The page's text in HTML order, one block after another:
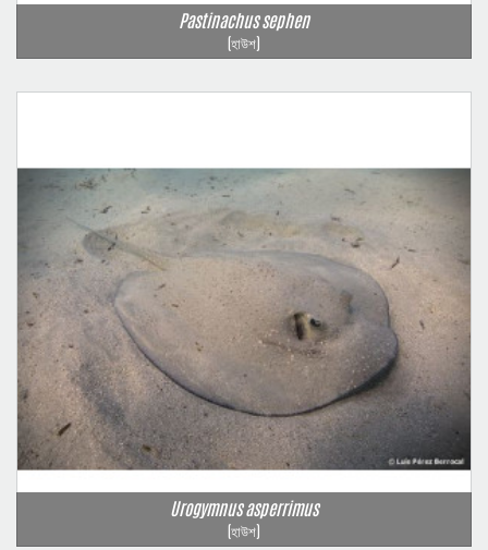
Pastinachus sephen
(হাউশ)
Urogymnus asperrimus
(হাউশ)